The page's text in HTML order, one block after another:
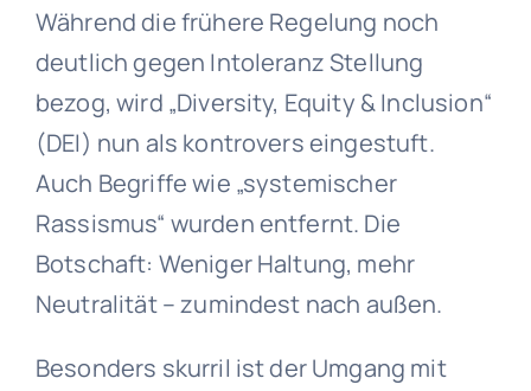
Während die frühere Regelung noch
deutlich gegen Intoleranz Stellung
bezog, wird „Diversity, Equity & Inclusion“
(DEI) nun als kontrovers eingestuft.
Auch Begriffe wie „systemischer
Rassismus“ wurden entfernt. Die
Botschaft: Weniger Haltung, mehr
Neutralität – zumindest nach außen.
Besonders skurril ist der Umgang mit